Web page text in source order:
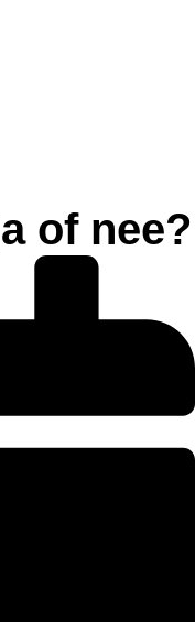
of nee?